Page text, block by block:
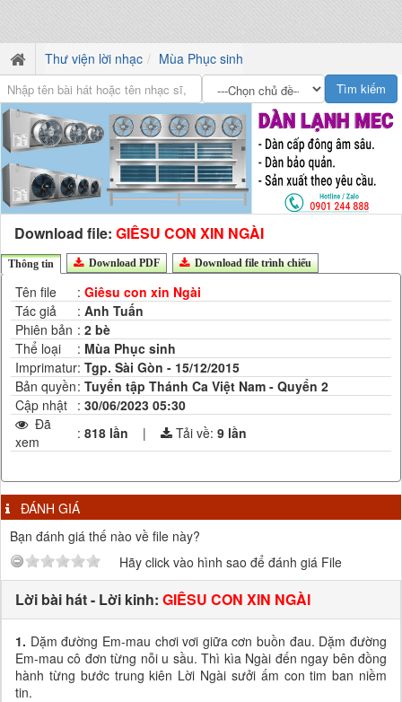
Thư viện lời nhạc Mùa Phục sinh
Download file: GIÊSU CON XIN NGÀI
Thông tin Download PDF Download file trình chiếu
Tên file : Giêsu con xin Ngài
Tác giả
: Anh Tuấn
Phiên bản : 2 bè
Thể loại
: Mùa Phục sinh
Imprimatur: Tgp. Sài Gòn - 15/12/2015
Bản quyền: Tuyển tập Thánh Ca Việt Nam - Quyển 2
Cập nhật : 30/06/2023 05:30
Đã
xem
: 818 lần | Tải về: 9 lần
ĐÁNH GIÁ
Bạn đánh giá thế nào về file này?
Hãy click vào hình sao để đánh giá File
Lời bài hát - Lời kinh: GIÊSU CON XIN NGÀI
1. Dặm đường Em-mau chơi vơi giữa cơn buồn đau. Dặm đường
Em-mau cô đơn từng nỗi u sầu. Thì kìa Ngài đến ngay bên đồng
hành từng bước trung kiên Lời Ngài sưởi ấm con tim ban niềm
tin.